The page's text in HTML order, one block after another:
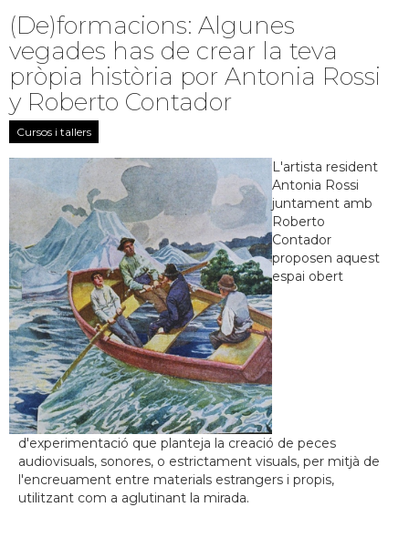
(De)formacions: Algunes
vegades has de crear la teva
pròpia història por Antonia Rossi
y Roberto Contador
Cursos i tallers
L'artista resident
Antonia Rossi
juntament amb
Roberto
Contador
proposen aquest
espai obert
d'experimentació que planteja la creació de peces
audiovisuals, sonores, o estrictament visuals, per mitjà de
l'encreuament entre materials estrangers i propis,
utilitzant com a aglutinant la mirada.